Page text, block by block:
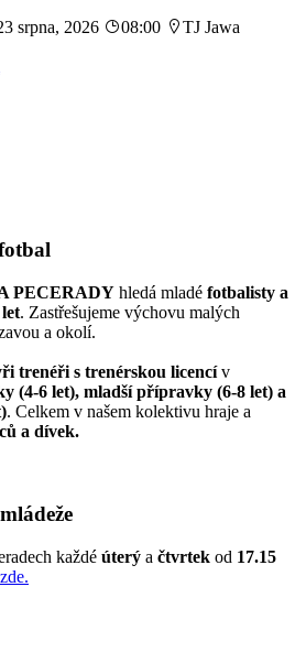
srpna, 2026 08:00
TJ Jawa
PECERADY hledá mladé fotbalisty a
. Zastřešujeme výchovu malých
a okolí.
trenéři s trenérskou licencív
(4-6 let), mladší přípravky (6-8 let) a
. Celkem v našem kolektivu hraje a
a dívek.
každé úterý a čtvrtek od 17.15